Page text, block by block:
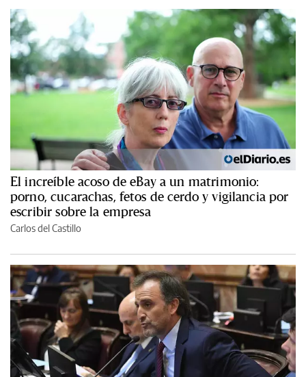
El increíble acoso de eBay a un matrimonio:
porno, cucarachas, fetos de cerdo y vigilancia por
escribir sobre la empresa
Carlos del Castillo